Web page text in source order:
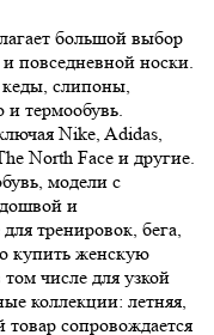
большой выбор
повседневной носки.
кеды, слипоны,
термообувь.
Nike, Adidas,
North Face и другие.
модели с
и
тренировок, бега,
купить женскую
числе для узкой
коллекции: летняя,
сопровождается